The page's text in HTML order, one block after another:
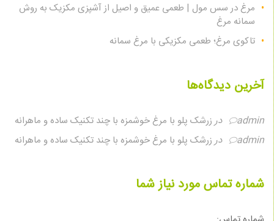
مرغ در سس مول | طعمی عمیق و اصیل از آشپزی مکزیک به روش
سمانه مرغ
تاکوی مرغ؛ طعمی مکزیکی با مرغ سمانه
آخرین دیدگاه‌ها
admin درزرشک پلو با مرغ خوشمزه با چند تکنیک ساده و ماهرانه
admin
درزرشک پلو با مرغ خوشمزه با چند تکنیک ساده و ماهرانه
شماره تماس مورد نیاز شما